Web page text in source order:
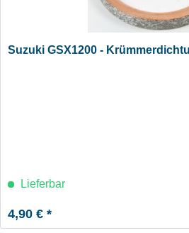
Suzuki GSX1200 -
Lieferbar
4,90 € *